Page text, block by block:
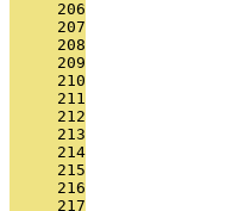
     206
     207
     208
     209
     210
     211
     212
     213
     214
     215
     216
     217